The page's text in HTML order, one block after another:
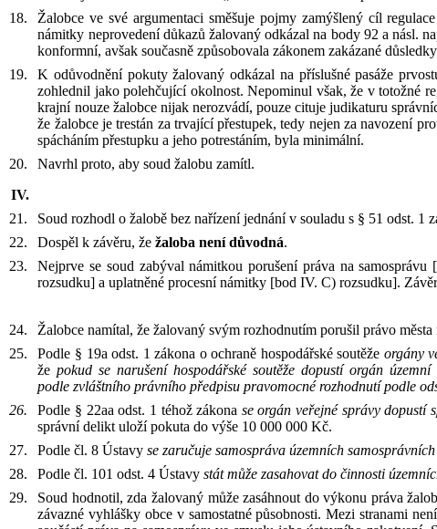
Žalobce ve své argumentaci směšuje pojmy zamýšlený cíl
námitky neprovedení důkazů žalovaný odkázal na body 92 a násl.
konformní, avšak současně způsobovala zákonem zakázané
K odůvodnění pokuty žalovaný odkázal na příslušné pasáže
zohlednil jako polehčující okolnost. Nepominul však, že v totožné
krajní nouze žalobce nijak nerozvádí, pouze cituje judikaturu
že žalobce je trestán za trvající přestupek, tedy nejen za navození
spácháním přestupku a jeho potrestáním, byla minimální.
Navrhl proto, aby soud žalobu zamítl.
Soudrozhodlo žaloběbez nařízení jednání v souladu s § 51 odst. 1
Dospěl k závěru, žežaloba není důvodná.
Nejprve se soud zabýval námitkou porušení práva na
rozsudku] a uplatněné procesní námitky [bod IV. C) rozsudku].
Žalobce namítal, že žalovaný svým rozhodnutím porušil právo města
Podle § 19a odst. 1 zákona o ochraně hospodářské soutěže orgány
žepokud se narušení hospodářské soutěže dopustí orgán
podle zvláštního právního předpisu pravomocné rozhodnutí podle
Podle § 22aa odst. 1 téhož zákona se orgán veřejné správy dopustí
správní delikt uloží pokuta do výše 10 000 000 Kč.
Podle čl. 8 Ústavyse zaručuje samospráva územních
Podle čl. 101 odst. 4 Ústavystát může zasahovat do činnosti
Soud hodnotil, zda žalovaný může zasáhnout do výkonu práva
závazné vyhlášky obce v samostatné působnosti. Mezi stranami